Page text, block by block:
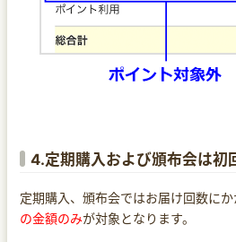
4.定期購入および頒布会は初
定期購入、頒布会ではお届け回数にか
の金額のみが対象となります。